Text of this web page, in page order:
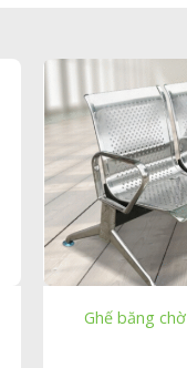
Ghế băng